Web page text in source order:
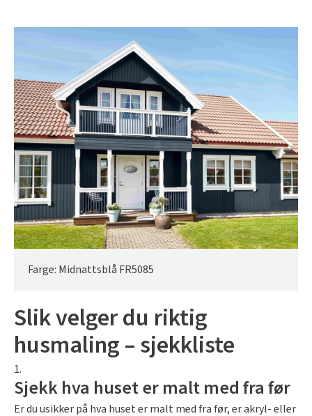
Farge: Midnattsblå FR5085
Slik velger du riktig
husmaling – sjekkliste
Sjekk hva huset er malt med fra før
Er du usikker på hva huset er malt med fra før, er akryl- eller